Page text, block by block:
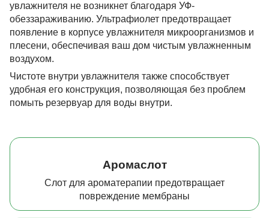
увлажнителя не возникнет благодаря УФ-
обеззараживанию. Ультрафиолет предотвращает
появление в корпусе увлажнителя микроорганизмов и
плесени, обеспечивая ваш дом чистым увлажненным
воздухом.
Чистоте внутри увлажнителя также способствует
удобная его конструкция, позволяющая без проблем
помыть резервуар для воды внутри.
Аромаслот
Слот для ароматерапии предотвращает
повреждение мембраны